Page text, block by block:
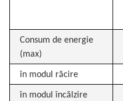
Consum de energie
(max)
în modul răcire
în modul încălzire